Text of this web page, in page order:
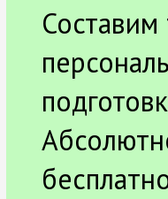
Составим